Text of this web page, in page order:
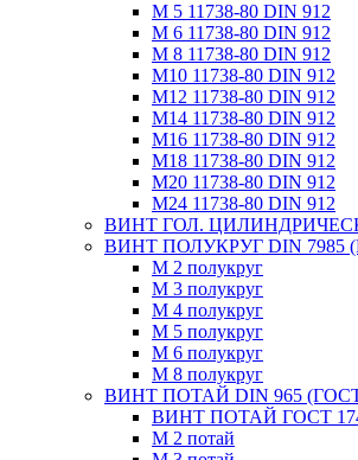
М 5 11738-80 DIN 912
М 6 11738-80 DIN 912
М 8 11738-80 DIN 912
М10 11738-80 DIN 912
М12 11738-80 DIN 912
М14 11738-80 DIN 912
М16 11738-80 DIN 912
М18 11738-80 DIN 912
М20 11738-80 DIN 912
М24 11738-80 DIN 912
ВИНТ ГОЛ.
ВИНТ ПОЛУКРУГ DIN 7985
М 2 полукруг
М 3 полукруг
М 4 полукруг
М 5 полукруг
М 6 полукруг
М 8 полукруг
ВИНТ ПОТАЙ DIN 965
ВИНТ ПОТАЙ ГОСТ
М 2 потай